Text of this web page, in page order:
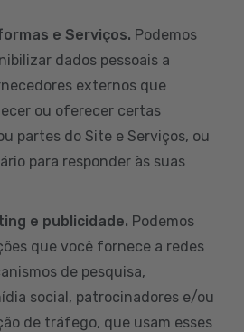
e Serviços. Podemos
dados pessoais a
externos que
ou oferecer certas
partes do Site e Serviços, ou
para responder às suas
e publicidade. Podemos
que você fornece a redes
de pesquisa,
social, patrocinadores e/ou
de tráfego, que usam esses